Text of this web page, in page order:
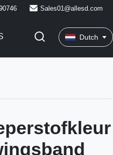
Sales01@allesd.com
Dutch